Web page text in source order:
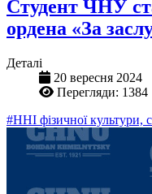
Студент ЧНУ
ордена «За
Деталі
20 вересня 2024
Перегляди: 1384
#ННІ фізичної культури,